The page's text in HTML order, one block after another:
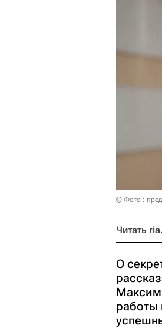
© Фото :
Читать
О
Максим
работы